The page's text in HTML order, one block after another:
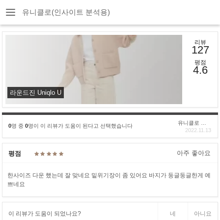
유니클로(인사이트 분석용)
라운드진 Uniqlo U
리뷰
127
평점
4.6
0명 중 0명이 이 리뷰가 도움이 된다고 선택했습니다
2022.11.13
평점 아주 좋아요
한사이즈 다운 했는데 잘 맞네요 밑위기장이 좀 있어요 바지가 둥글둥글한게 예
쁘네요
이 리뷰가 도움이 되었나요? 네 아니요